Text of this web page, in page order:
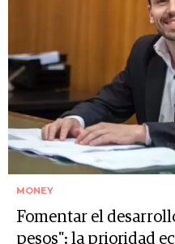
MONEY
Fomentar el
pesos": la prioridad